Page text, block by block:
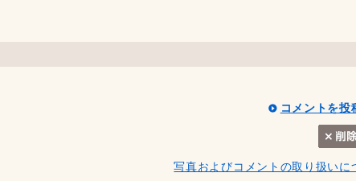
コメントを投
写真およびコメントの取り扱いに